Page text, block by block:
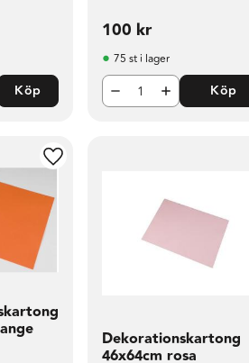
Köp
100 kr
75 st i lager
Köp
Lägg till i favoriter
Dekorationskartong
46x64cm rosa